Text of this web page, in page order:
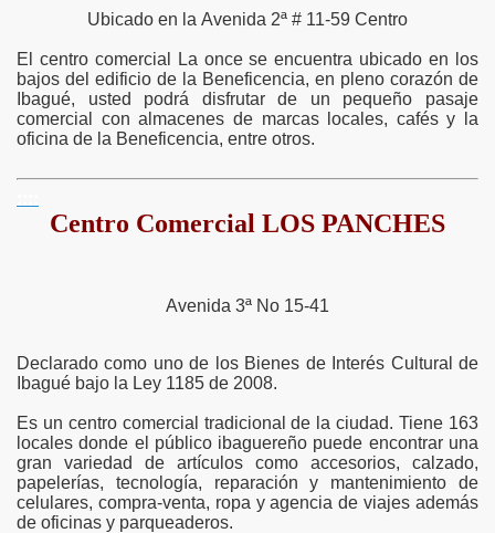
Ubicado en la Avenida 2ª # 11-59 Centro
El centro comercial La once se encuentra ubicado en los
bajos del edificio de la Beneficencia, en pleno corazón de
Ibagué, usted podrá disfrutar de un pequeño pasaje
comercial con almacenes de marcas locales, cafés y la
oficina de la Beneficencia, entre otros.
Centro Comercial LOS PANCHES
Avenida 3ª No 15-41
Declarado como uno de los Bienes de Interés Cultural de
Ibagué bajo la Ley 1185 de 2008.
Es un centro comercial tradicional de la ciudad. Tiene 163
locales donde el público ibaguereño puede encontrar una
gran variedad de artículos como accesorios, calzado,
papelerías, tecnología, reparación y mantenimiento de
celulares, compra-venta, ropa y agencia de viajes además
de oficinas y parqueaderos.